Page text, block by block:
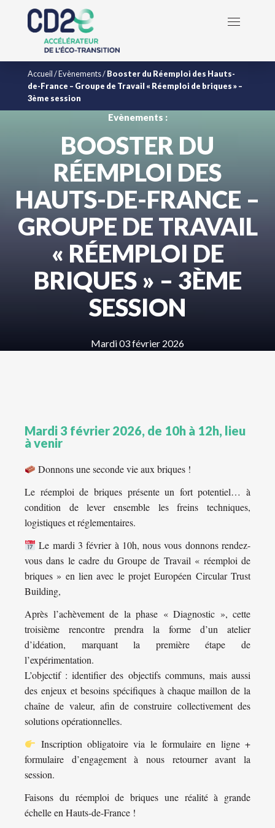
Accueil/Evènements/Booster du Réemploi des Hauts-
de-France – Groupe de Travail « Réemploi de briques » –
3ème session
Evènements :
BOOSTER DU
RÉEMPLOI DES
HAUTS-DE-FRANCE –
GROUPE DE TRAVAIL
« RÉEMPLOI DE
BRIQUES » – 3ÈME
SESSION
Mardi 03 février 2026
Mardi 3 février 2026, de 10h à 12h, lieu
à venir
Donnons une seconde vie aux briques !
Le réemploi de briques présente un fort potentiel… à
condition de lever ensemble les freins techniques,
logistiques et réglementaires.
Le mardi 3 février à 10h, nous vous donnons rendez-
vous dans le cadre du Groupe de Travail « réemploi de
briques » en lien avec le projet Européen Circular Trust
Building,
Après l’achèvement de la phase « Diagnostic », cette
troisième rencontre prendra la forme d’un atelier
d’idéation, marquant la première étape de
l’expérimentation.
L’objectif : identifier des objectifs communs, mais aussi
des enjeux et besoins spécifiques à chaque maillon de la
chaîne de valeur, afin de construire collectivement des
solutions opérationnelles.
Inscription obligatoire via le formulaire en ligne +
formulaire d’engagement à nous retourner avant la
session.
Faisons du réemploi de briques une réalité à grande
échelle en Hauts-de-France !